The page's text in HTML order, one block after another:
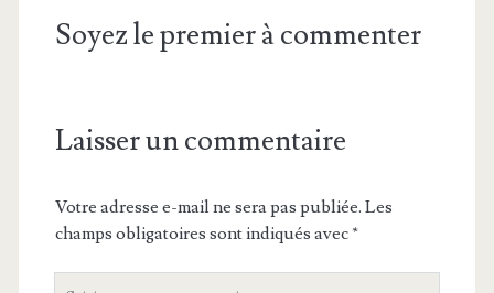
Soyez le premier à commenter
Laisser un commentaire
Votre adresse e-mail ne sera pas publiée. Les
champs obligatoires sont indiqués avec*